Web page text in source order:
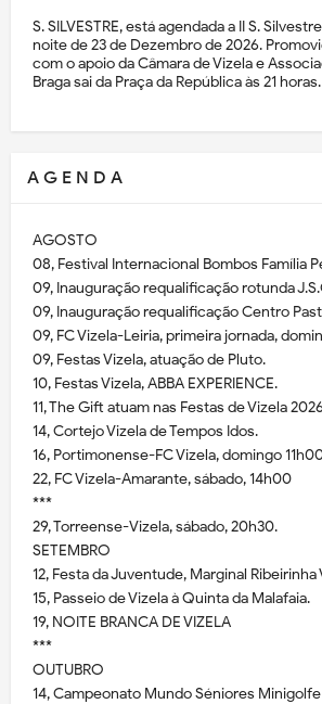
S. SILVESTRE, está agendada a II S.
noite de 23 de Dezembro de 2026.
com o apoio da Câmara de Vizela e
Braga sai da Praça da República às 21 horas.
A G E N D A
AGOSTO
08, Festival Internacional Bombos Família
09, Inauguração requalificação rotunda
09, Inauguração requalificação Centro
09, FC Vizela-Leiria, primeira jornada,
09, Festas Vizela, atuação de Pluto.
10, Festas Vizela, ABBA EXPERIENCE.
11, The Gift atuam nas Festas de Vizela
14, Cortejo Vizela de Tempos Idos.
16, Portimonense-FC Vizela, domingo
22, FC Vizela-Amarante, sábado, 14h00
***
29, Torreense-Vizela, sábado, 20h30.
SETEMBRO
12, Festa da Juventude, Marginal Ribeirinha
15, Passeio de Vizela à Quinta da Malafaia.
19, NOITE BRANCA DE VIZELA
***
OUTUBRO
14, Campeonato Mundo Séniores